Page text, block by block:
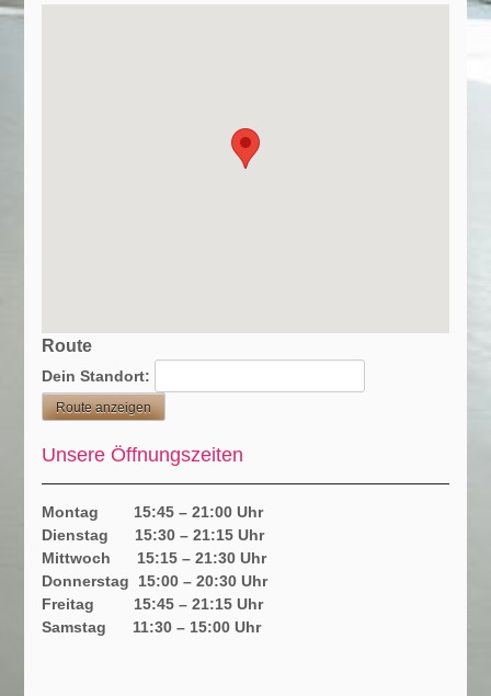
Route
Dein Standort:
Unsere Öffnungszeiten
Montag 15:45 – 21:00 Uhr
Dienstag 15:30 – 21:15 Uhr
Mittwoch 15:15 – 21:30 Uhr
Donnerstag 15:00 – 20:30 Uhr
Freitag 15:45 – 21:15 Uhr
Samstag 11:30 – 15:00 Uhr